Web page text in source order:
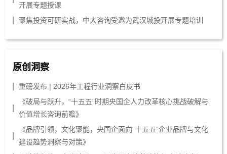
开展专题授课
聚焦投资可研实战，中大咨询受邀为武汉城投开展专题培训
原创洞察
重磅发布 | 2026年工程行业洞察白皮书
《破局与跃升，“十五五”时期央国企人力改革核心挑战破解与
价值增长咨询前瞻》
《品牌引领，文化聚能，央国企面向“十五五”企业品牌与文化
建设趋势洞察与对策》